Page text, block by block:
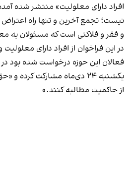
افراد دارای معلولیت» منتشر شده
نیست؛‌ تجمع آخرین و تنها راه
و فقر و فلاکتی است که مسئولان به
در این فراخوان از افراد دارای
فعالان این حوزه درخواست شده بود
یکشنبه ۲۴ دی‌ماه مشارکت کرده
از حاکمیت مطالبه کنند.»